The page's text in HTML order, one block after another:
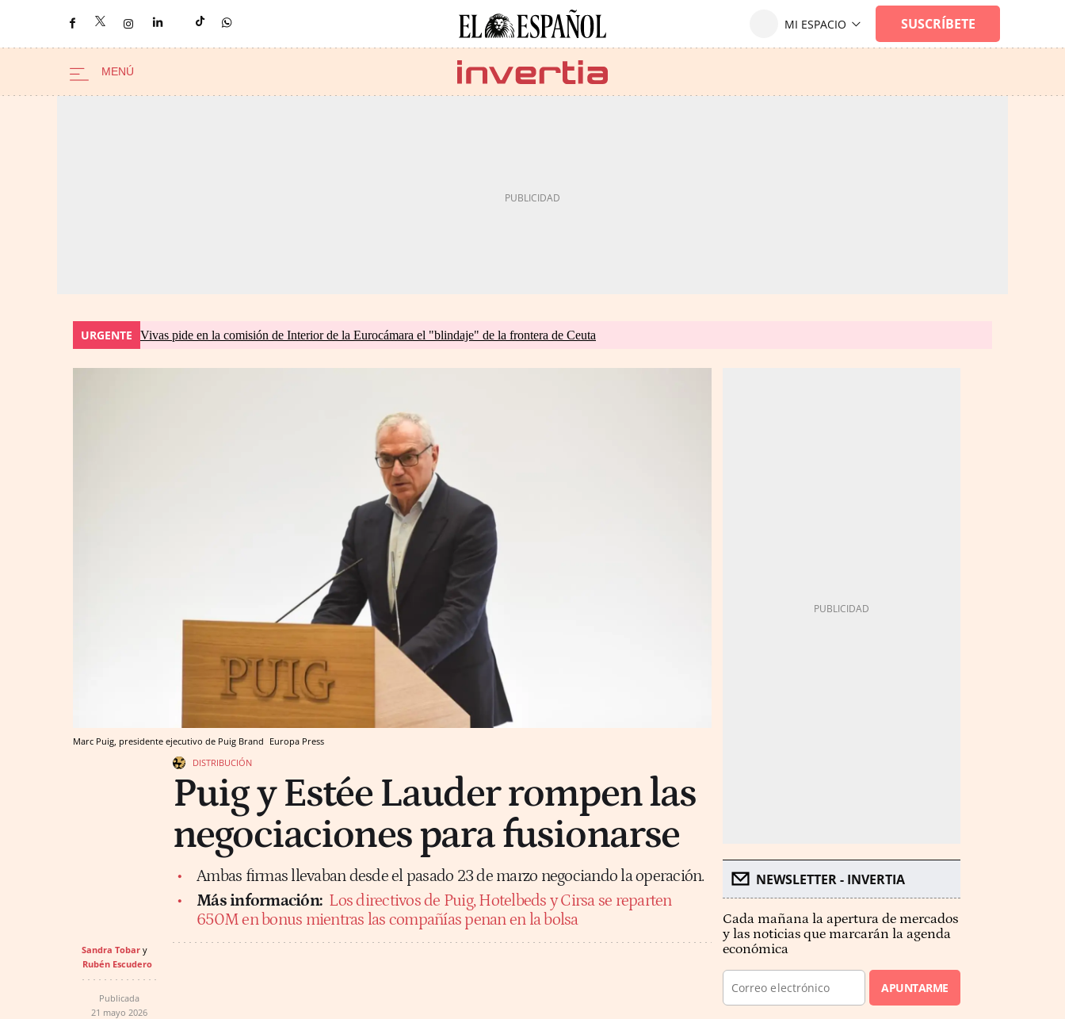
URGENTE Vivas pide en la comisión de Interior de la Eurocámara el "blindaje" de la frontera de Ceuta
Marc Puig, presidente ejecutivo de Puig Brand Europa Press
DISTRIBUCIÓN
Puig y Estée Lauder rompen las
negociaciones para fusionarse
Ambas firmas llevaban desde el pasado 23 de marzo negociando la operación.
Más información: Los directivos de Puig, Hotelbeds y Cirsa se reparten
650M en bonus mientras las compañías penan en la bolsa
Sandra Tobar
Rubén Escudero
Publicada
21 mayo 2026
NEWSLETTER - INVERTIA
Cada mañana la apertura de mercados
y las noticias que marcarán la agenda
económica
APUNTARME